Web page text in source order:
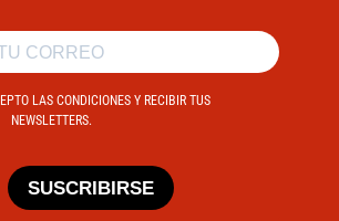
LAS CONDICIONES Y RECIBIR TUS
NEWSLETTERS.
SUSCRIBIRSE